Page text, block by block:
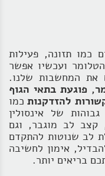
כמו תזונה, פעילות
ועכשיו אפשר
את המחשבות שלנו.
פוגעת בתאי הגוף
להזדקנותכמו
של אינסולין
קצב לב מוגבר, וגם
לב שנוטות להתקדם
אימון לחשיבה
בריאים יותר.